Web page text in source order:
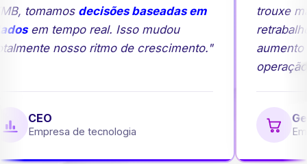
tomamosdecisões baseadas em
em tempo real. Isso mudou
nosso ritmo de crescimento."
CEO
Empresa de tecnologia
trouxe
aumento